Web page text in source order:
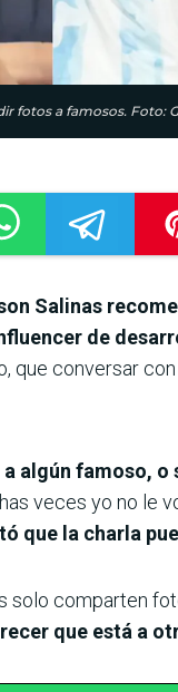
fotos a famosos. Foto:
Salinas
de
que conversar con
algún famoso,
veces yo no le
que la charla
solo comparten
que está a